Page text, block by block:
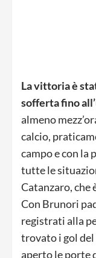
La vittoria è
sofferta fino
almeno
calcio,
campo e con la
tutte le
Catanzaro, che
Con Brunori
registrati alla
trovato i gol
aperto le porte